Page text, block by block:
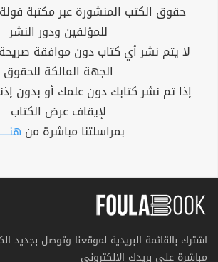
حقوق الكتب المنشورة عبر مكتبة
للمؤلفين ودور النشر
لا يتم نشر أي كتاب دون موافقة
الجهة المالكة للحقوق
إذا تم نشر كتابك دون علمك أو بدون
لإيقاف عرض الكتاب
بمراسلتنا مباشرة من
اشترك بالقائمة البريدية لموقعنا وتوصل بجديد
مباشرة على بريدك الإلكتروني